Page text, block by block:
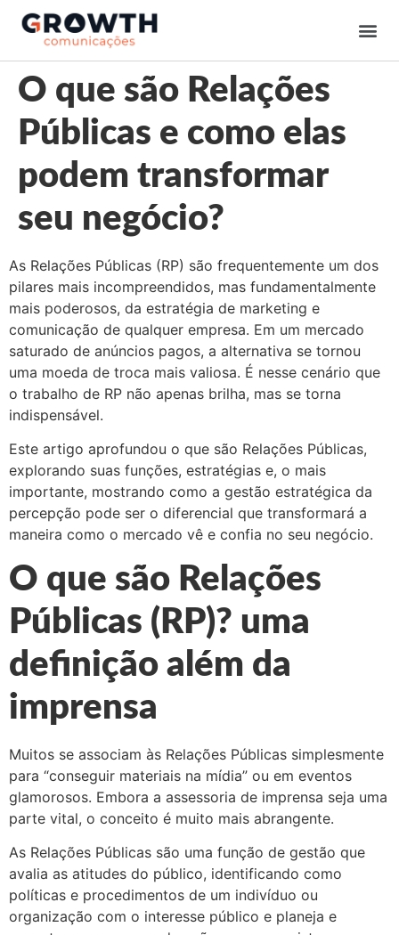
O que são Relações
Públicas e como elas
podem transformar
seu negócio?
As Relações Públicas (RP) são frequentemente um dos
pilares mais incompreendidos, mas fundamentalmente
mais poderosos, da estratégia de marketing e
comunicação de qualquer empresa. Em um mercado
saturado de anúncios pagos, a alternativa se tornou
uma moeda de troca mais valiosa. É nesse cenário que
o trabalho de RP não apenas brilha, mas se torna
indispensável.
Este artigo aprofundou o que são Relações Públicas,
explorando suas funções, estratégias e, o mais
importante, mostrando como a gestão estratégica da
percepção pode ser o diferencial que transformará a
maneira como o mercado vê e confia no seu negócio.
O que são Relações
Públicas (RP)? uma
definição além da
imprensa
Muitos se associam às Relações Públicas simplesmente
para “conseguir materiais na mídia” ou em eventos
glamorosos. Embora a assessoria de imprensa seja uma
parte vital, o conceito é muito mais abrangente.
As Relações Públicas são uma função de gestão que
avalia as atitudes do público, identificando como
políticas e procedimentos de um indivíduo ou
organização com o interesse público e planeja e